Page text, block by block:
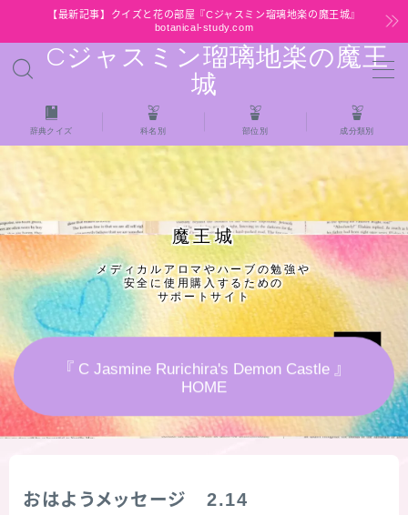
【最新記事】クイズと花の部屋『Cジャスミン瑠璃地楽の魔王城』
botanical-study.com
Cジャスミン瑠璃地楽の魔王
城
MENU
HOME
【最新】クイズと花の部屋
★全種/アロマハーブスパイス基材 プチ辞典ク
イズ＆プチ辞典
★アロマ検定＋αクイズ
★アロマハーブ傾向チェック
秘密部屋
辞典クイズ 科名別 部位別 成分類別
魔王城
メディカルアロマやハーブの勉強や
安全に使用購入するための
サポートサイト
『 C Jasmine Rurichira's Demon Castle 』
HOME
おはようメッセージ 2.14